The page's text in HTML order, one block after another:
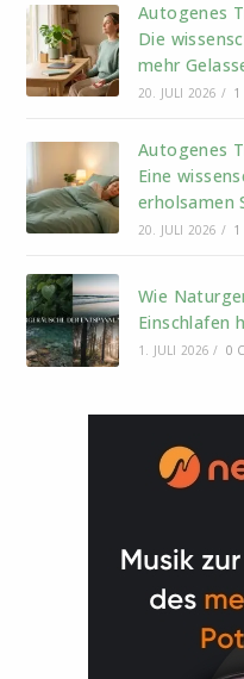
Autogenes
Die
mehr
20. JULI 2026 / 1
Autogenes
Eine
erholsamen
20. JULI 2026 / 1
Wie
Einschlafen
1. JULI 2026 / 0